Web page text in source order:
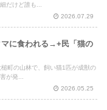
だけど誰も...
2026.07.29
マに食われる→+民「猫の
町の山林で、飼い猫1匹が成獣の
が発...
2026.05.25